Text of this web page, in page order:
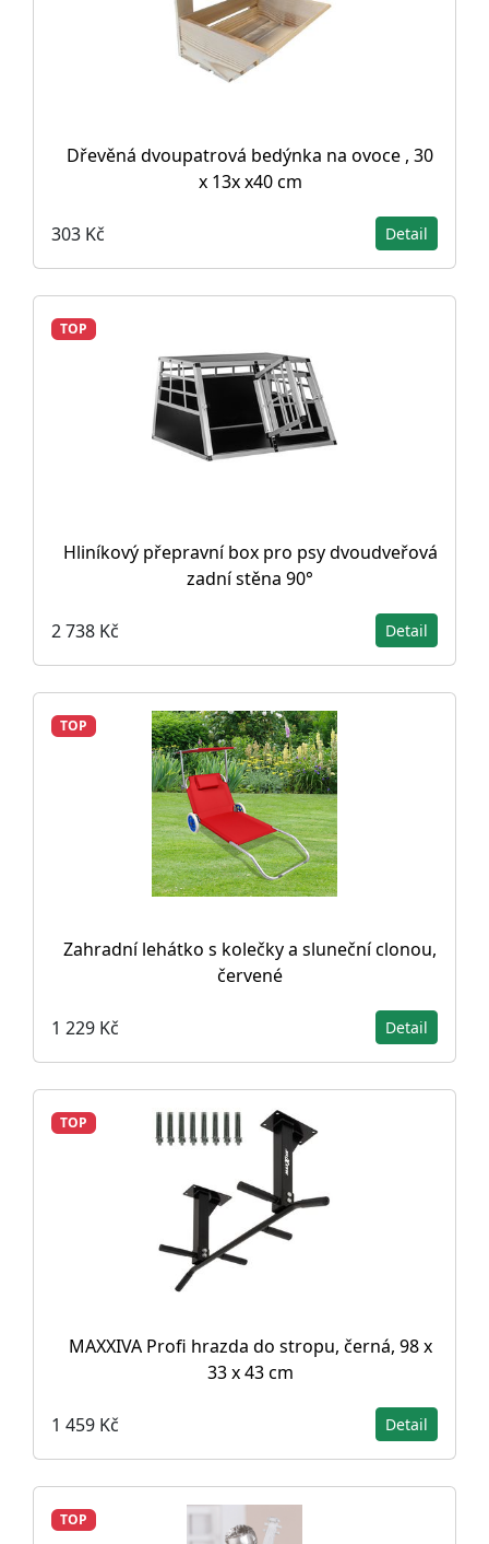
Dřevěná dvoupatrová bedýnka na ovoce , 30
x 13x x40 cm
303 Kč Detail
TOP
Hliníkový přepravní box pro psy dvoudveřová
zadní stěna 90°
2 738 Kč Detail
TOP
Zahradní lehátko s kolečky a sluneční clonou,
červené
1 229 Kč Detail
TOP
MAXXIVA Profi hrazda do stropu, černá, 98 x
33 x 43 cm
1 459 Kč Detail
TOP